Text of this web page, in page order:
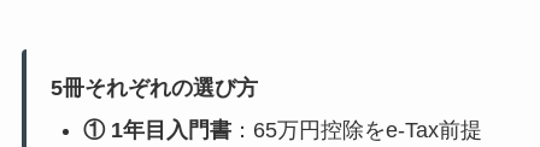
5冊それぞれの選び方
① 1年目入門書：65万円控除をe-Tax前提